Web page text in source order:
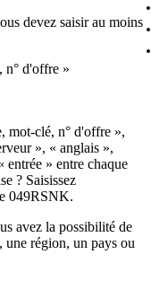
devez saisir au moins
n° d'offre »
mot-clé, n° d'offre »,
», « anglais »,
entrée » entre chaque
? Saisissez
049RSNK.
avez la possibilité de
une région, un pays ou